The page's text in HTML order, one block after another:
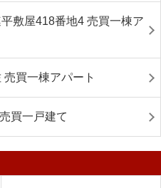
敷屋418番地4 売買一棟ア
売買一棟アパート
買一戸建て